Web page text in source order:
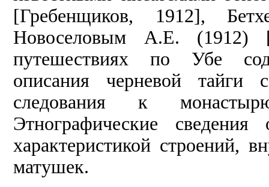
[Гребенщиков, 1912],
Новоселовым А.Е. (1912)
путешествиях по Убе
описания черневой тайги
следования к
Этнографические
характеристикой строений,
матушек.